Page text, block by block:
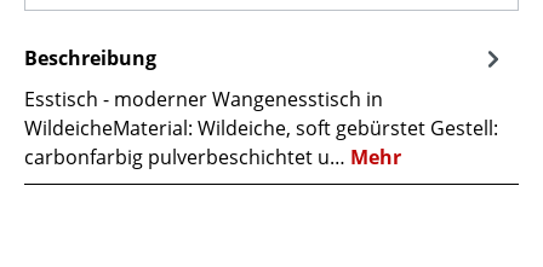
Beschreibung
Esstisch - moderner Wangenesstisch in
WildeicheMaterial: Wildeiche, soft gebürstet Gestell:
carbonfarbig pulverbeschichtet u… Mehr